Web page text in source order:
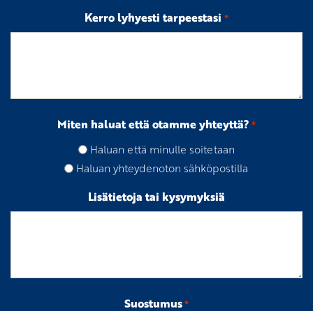
Kerro lyhyesti tarpeestasi *
Miten haluat että otamme yhteyttä? *
Haluan että minulle soitetaan
Haluan yhteydenoton sähköpostilla
Lisätietoja tai kysymyksiä
Suostumus*